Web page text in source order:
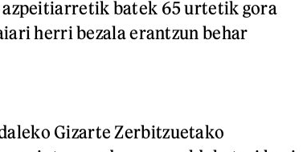
batek 65 urtetik gora
herri bezala erantzun behar
Gizarte Zerbitzuetako